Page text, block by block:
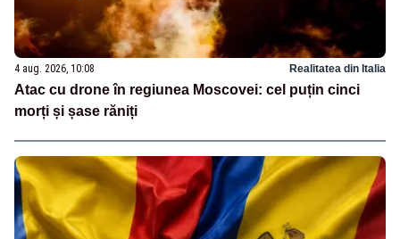
4 aug. 2026, 10:08 Realitatea din Italia
Atac cu drone în regiunea Moscovei: cel puțin cinci
morți și șase răniți